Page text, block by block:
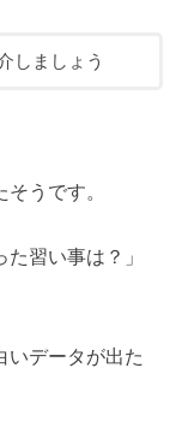
しましょう
うです。
習い事は？」
いデータが出た